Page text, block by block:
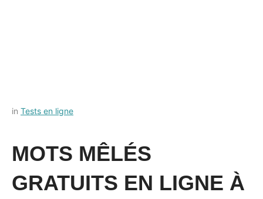
Posted
août
by
in Tests en ligne
MOTS MÊLÉS
GRATUITS EN LIGNE À